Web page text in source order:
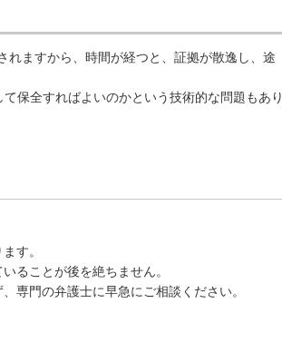
れますから、時間が経つと、証拠が散逸し、途
保全すればよいのかという技術的な問題もあり
す。
ることが後を絶ちません。
専門の弁護士に早急にご相談ください。